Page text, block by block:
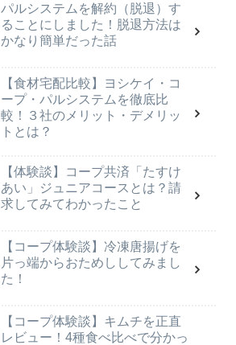
パルシステムを解約（脱退）す
ることにしました！脱退方法は
かなり簡単だった話
【食材宅配比較】ヨシケイ・コ
ープ・パルシステムを徹底比
較！３社のメリット・デメリッ
トとは？
【体験談】コープ共済「たすけ
あい」ジュニアコースとは？請
求してみてわかったこと
【コープ体験談】冷凍唐揚げを
片っ端からおためししてみまし
た！
【コープ体験談】キムチを正直
レビュー！4種食べ比べで分かっ